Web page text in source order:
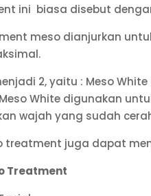
ini biasa disebut
meso dianjurkan
2, yaitu : Meso
White digunakan
wajah yang sudah
treatment juga dapat
Treatment